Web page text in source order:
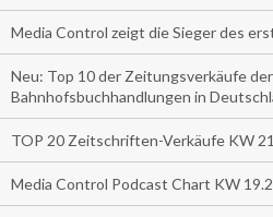
Media Control zeigt die Sieger des
Neu: Top 10 der Zeitungsverkäufe
Bahnhofsbuchhandlungen in
TOP 20 Zeitschriften-Verkäufe KW
Media Control Podcast Chart KW